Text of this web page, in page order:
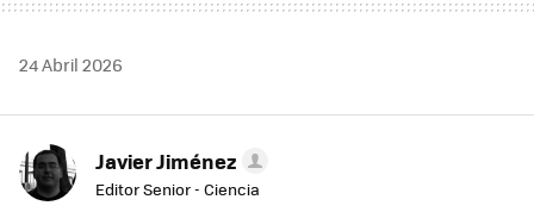
24 Abril 2026
Javier Jiménez
Editor Senior - Ciencia